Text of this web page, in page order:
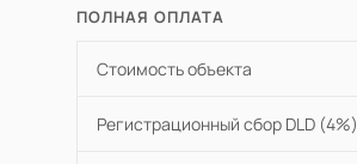
ПОЛНАЯ ОПЛАТА
Стоимость объекта
Регистрационный сбор DLD (4%)